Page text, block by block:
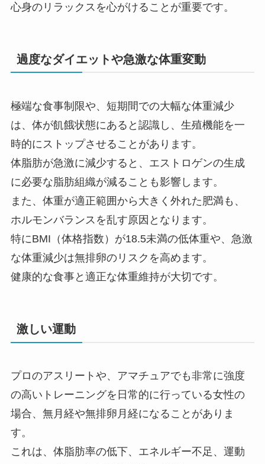
心身のリラックスを心がけることが重要です。
過度なダイエットや急激な体重変動
極端な食事制限や、短期間での大幅な体重減少
は、体が飢餓状態にあると認識し、生殖機能を一
時的にストップさせることがあります。
体脂肪が急激に減少すると、エストロゲンの生成
に必要な脂肪組織が減ることも影響します。
また、体重が適正範囲から大きく外れた肥満も、
ホルモンバランスを乱す原因となります。
特にBMI（体格指数）が18.5未満の低体重や、急激
な体重減少は無排卵のリスクを高めます。
健康的な食事と適正な体重維持が大切です。
激しい運動
プロのアスリートや、アマチュアでも非常に強度
の高いトレーニングを日常的に行っている女性の
場合、無月経や無排卵月経になることがありま
す。
これは、体脂肪率の低下、エネルギー不足、運動